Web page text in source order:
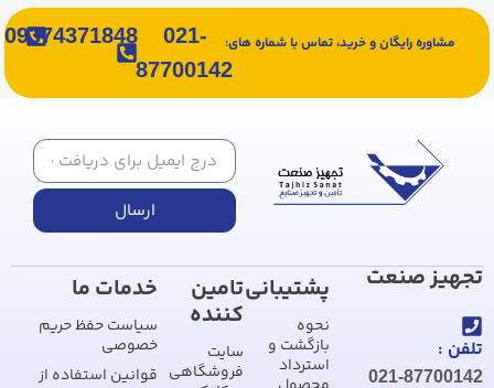
مشاوره رایگان و خرید، تماس با شماره های:
021-
87700142
09374371848
ارسال
تجهیز صنعت
تلفن :
021-87700142
پشتیبانی
نحوه
بازگشت و
استرداد
تامین
کننده
سایت
فروشگاهی
خدمات ما
سیاست حفظ حریم
خصوصی
قوانین استفاده از